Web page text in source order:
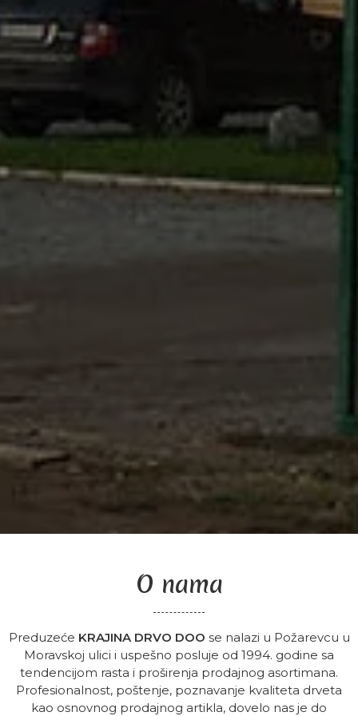
O nama
Preduzeće KRAJINA DRVO DOO se nalazi u Požarevcu u
Moravskoj ulici i uspešno posluje od 1994. godine sa
tendencijom rasta i proširenja prodajnog asortimana.
Profesionalnost, poštenje, poznavanje kvaliteta drveta
kao osnovnog prodajnog artikla, dovelo nas je do